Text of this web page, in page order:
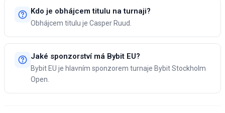
Kdo je obhájcem titulu na turnaji?
Obhájcem titulu je Casper Ruud.
Jaké sponzorství má Bybit EU?
Bybit EU je hlavním sponzorem turnaje Bybit Stockholm
Open.